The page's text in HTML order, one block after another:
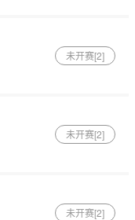
未开赛[2]
未开赛[2]
未开赛[2]